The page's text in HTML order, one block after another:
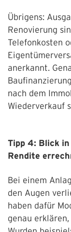
Übrigens:
Renovierung
Telefonkosten
anerkannt.
nach dem
Wiederverkauf
Tipp 4: Blick
Rendite
Bei einem
den Augen
haben dafür
genau